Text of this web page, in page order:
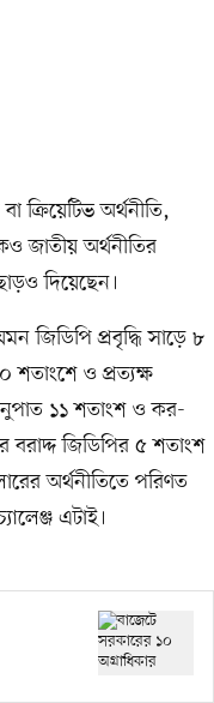
ক্রিয়েটিভ অর্থনীতি,
জাতীয় অর্থনীতির
দিয়েছেন।
জিডিপি প্রবৃদ্ধি সাড়ে ৮
শতাংশে ও প্রত্যক্ষ
১১ শতাংশ ও কর-
বরাদ্দ জিডিপির ৫ শতাংশ
অর্থনীতিতে পরিণত
এটাই।